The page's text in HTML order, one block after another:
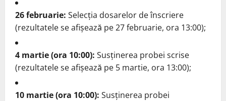
26 februarie: Selecția dosarelor de înscriere
(rezultatele se afișează pe 27 februarie, ora 13:00);
4 martie (ora 10:00): Susținerea probei scrise
(rezultatele se afișează pe 5 martie, ora 13:00);
10 martie (ora 10:00): Susținerea probei